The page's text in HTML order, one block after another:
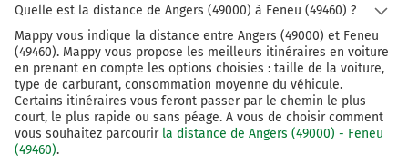
Quelle est la distance de Angers (49000) à Feneu (49460) ?
Mappy vous indique la distance entre Angers (49000) et Feneu
(49460). Mappy vous propose les meilleurs itinéraires en voiture
en prenant en compte les options choisies : taille de la voiture,
type de carburant, consommation moyenne du véhicule.
Certains itinéraires vous feront passer par le chemin le plus
court, le plus rapide ou sans péage. A vous de choisir comment
vous souhaitez parcourir la distance de Angers (49000) - Feneu
(49460).